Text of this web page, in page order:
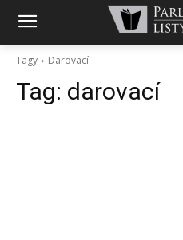
Tagy Darovací
Tag: darovací